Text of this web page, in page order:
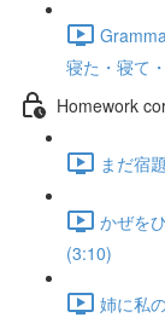
寝た・寝て
Homework
まだ宿
かぜを
(3:10)
姉に私